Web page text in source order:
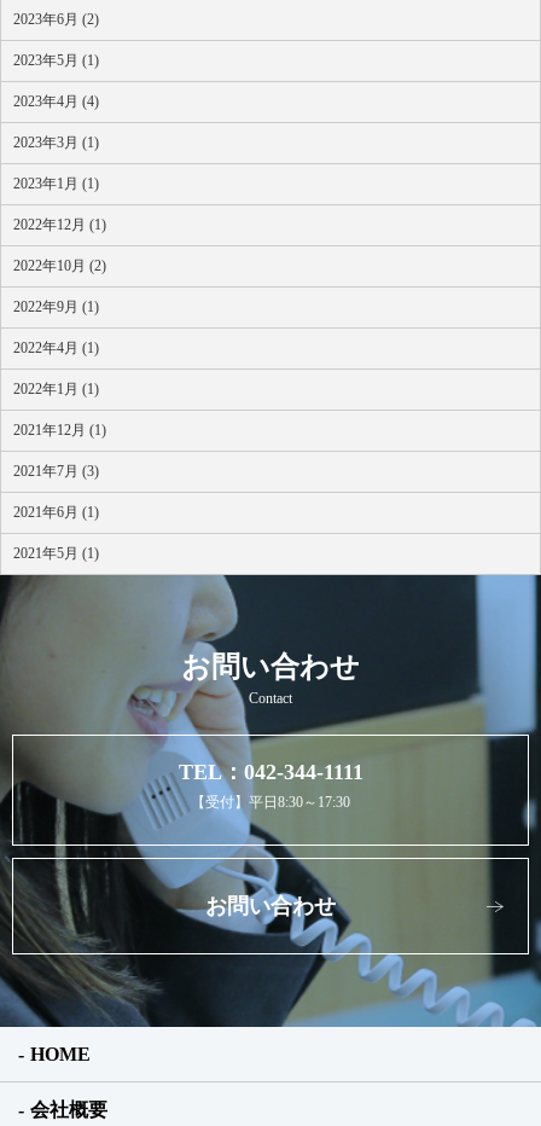
2023年6月 (2)
2023年5月 (1)
2023年4月 (4)
2023年3月 (1)
2023年1月 (1)
2022年12月 (1)
2022年10月 (2)
2022年9月 (1)
2022年4月 (1)
2022年1月 (1)
2021年12月 (1)
2021年7月 (3)
2021年6月 (1)
2021年5月 (1)
お問い合わせ
Contact
TEL：042-344-1111
【受付】平日8:30～17:30
お問い合わせ
HOME
会社概要